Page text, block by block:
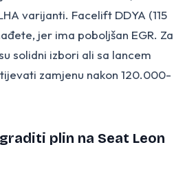
varijanti. Facelift DDYA (115
jer ima poboljšan EGR. Za
su solidni izbori ali sa lancem
zamjenu nakon 120.000-
plin na Seat Leon